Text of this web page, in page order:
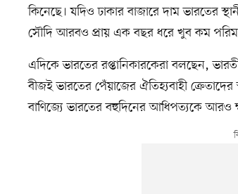
কিনেছে। যদিও ঢাকার বাজারে দাম ভারতের
সৌদি আরবও প্রায় এক বছর ধরে খুব কম
এদিকে ভারতের রপ্তানিকারকেরা বলছেন,
বীজই ভারতের পেঁয়াজের ঐতিহ্যবাহী ক্রেতাদের
বাণিজ্যে ভারতের বহুদিনের আধিপত্যকে আরও